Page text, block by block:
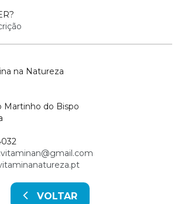
na Natureza
Martinho do Bispo
VOLTAR